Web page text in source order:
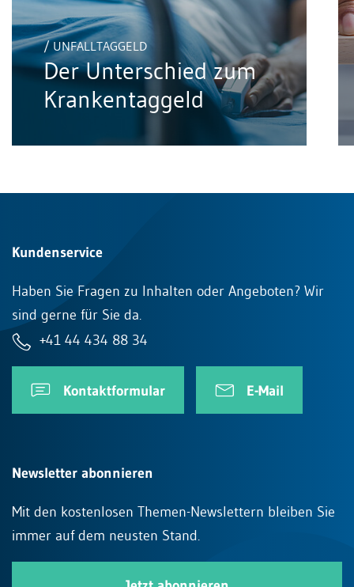
/ UNFALLTAGGELD
Der Unterschied zum
Krankentaggeld
Kundenservice
Haben Sie Fragen zu Inhalten oder Angeboten? Wir
sind gerne für Sie da.
+41 44 434 88 34
Kontaktformular E-Mail
Newsletter abonnieren
Mit den kostenlosen Themen-Newslettern bleiben Sie
immer auf dem neusten Stand.